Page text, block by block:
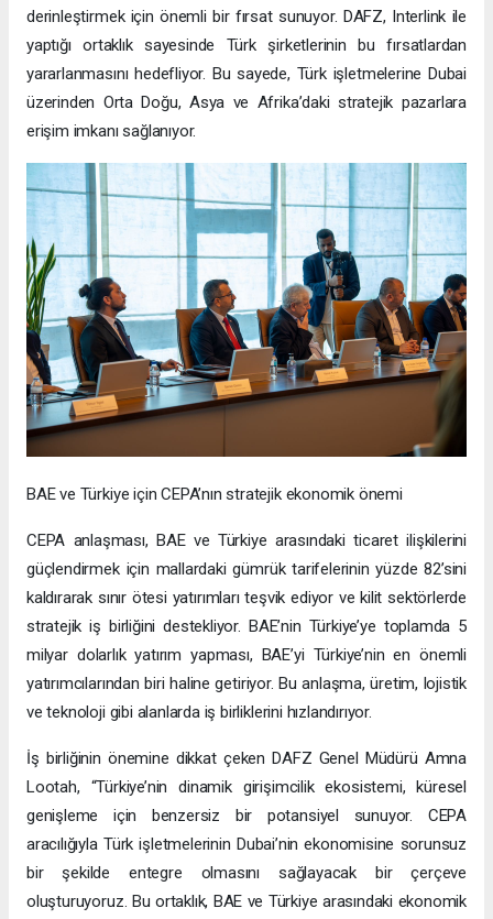
derinleştirmek için önemli bir fırsat sunuyor. DAFZ, Interlink ile
yaptığı ortaklık sayesinde Türk şirketlerinin bu fırsatlardan
yararlanmasını hedefliyor. Bu sayede, Türk işletmelerine Dubai
üzerinden Orta Doğu, Asya ve Afrika’daki stratejik pazarlara
erişim imkanı sağlanıyor.
BAE ve Türkiye için CEPA’nın stratejik ekonomik önemi
CEPA anlaşması, BAE ve Türkiye arasındaki ticaret ilişkilerini
güçlendirmek için mallardaki gümrük tarifelerinin yüzde 82’sini
kaldırarak sınır ötesi yatırımları teşvik ediyor ve kilit sektörlerde
stratejik iş birliğini destekliyor. BAE’nin Türkiye’ye toplamda 5
milyar dolarlık yatırım yapması, BAE’yi Türkiye’nin en önemli
yatırımcılarından biri haline getiriyor. Bu anlaşma, üretim, lojistik
ve teknoloji gibi alanlarda iş birliklerini hızlandırıyor.
İş birliğinin önemine dikkat çeken DAFZ Genel Müdürü Amna
Lootah, “Türkiye’nin dinamik girişimcilik ekosistemi, küresel
genişleme için benzersiz bir potansiyel sunuyor. CEPA
aracılığıyla Türk işletmelerinin Dubai’nin ekonomisine sorunsuz
bir şekilde entegre olmasını sağlayacak bir çerçeve
oluşturuyoruz. Bu ortaklık, BAE ve Türkiye arasındaki ekonomik